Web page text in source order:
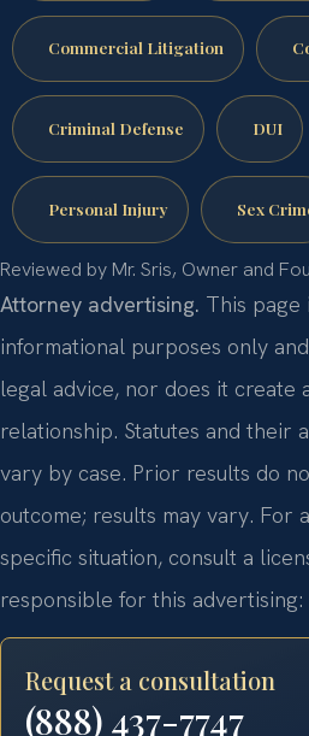
Commercial Litigation
Criminal Defense DUI
Personal Injury Sex
Reviewed by Mr. Sris, Owner and
Attorney advertising. This
informational purposes only
legal advice, nor does it create
relationship. Statutes and their
vary by case. Prior results do
outcome; results may vary. For
specific situation, consult a
responsible for this advertising:
Request a consultation
(888) 437-7747